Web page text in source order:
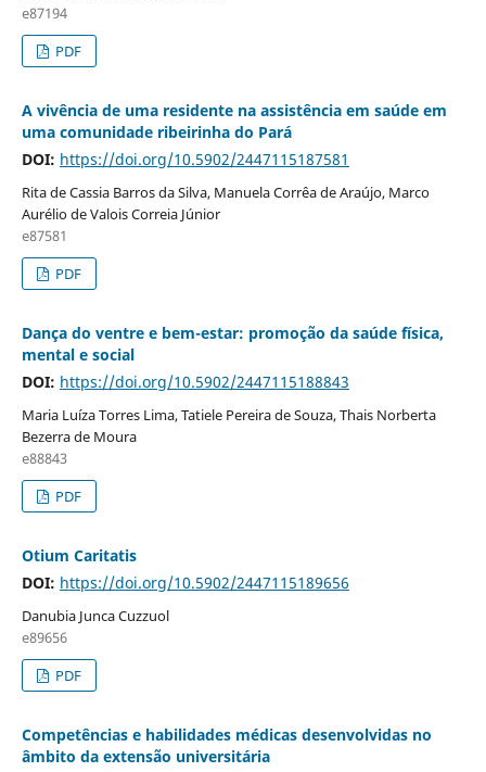
e87194
PDF
A vivência de uma residente na assistência em saúde em
uma comunidade ribeirinha do Pará
DOI: https://doi.org/10.5902/2447115187581
Rita de Cassia Barros da Silva, Manuela Corrêa de Araújo, Marco
Aurélio de Valois Correia Júnior
e87581
PDF
Dança do ventre e bem-estar: promoção da saúde física,
mental e social
DOI: https://doi.org/10.5902/2447115188843
Maria Luíza Torres Lima, Tatiele Pereira de Souza, Thais Norberta
Bezerra de Moura
e88843
PDF
Otium Caritatis
DOI: https://doi.org/10.5902/2447115189656
Danubia Junca Cuzzuol
e89656
PDF
Competências e habilidades médicas desenvolvidas no
âmbito da extensão universitária